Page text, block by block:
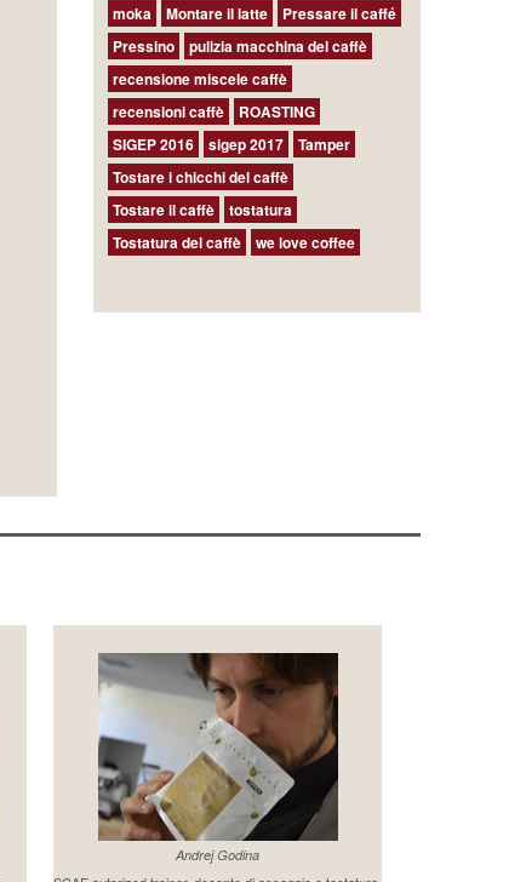
moka
Montare il latte
Pressare il caffé
Pressino
pulizia macchina del caffè
recensione miscele caffè
recensioni caffè
ROASTING
SIGEP 2016
sigep 2017
Tamper
Tostare i chicchi del caffè
Tostare il caffè
tostatura
Tostatura del caffè
we love coffee
Andrej Godina